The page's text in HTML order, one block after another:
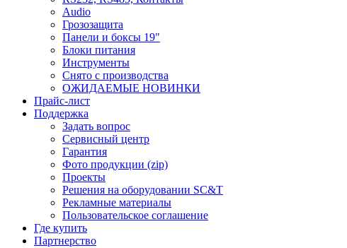
Audio
Грозозащита
Панели и боксы 19"
Блоки питания
Инструменты
Снято с производства
ОЖИДАЕМЫЕ НОВИНКИ
Прайс-лист
Поддержка
Задать вопрос
Сервисный центр
Гарантия
Фото продукции (zip)
Проекты
Решения на оборудовании SC&T
Рекламные материалы
Пользовательское соглашение
Где купить
Партнерство